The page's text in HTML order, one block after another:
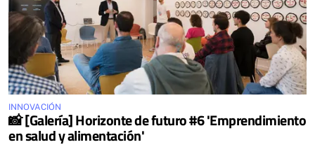
INNOVACIÓN
📸 [Galería] Horizonte de futuro #6 'Emprendimiento
en salud y alimentación'